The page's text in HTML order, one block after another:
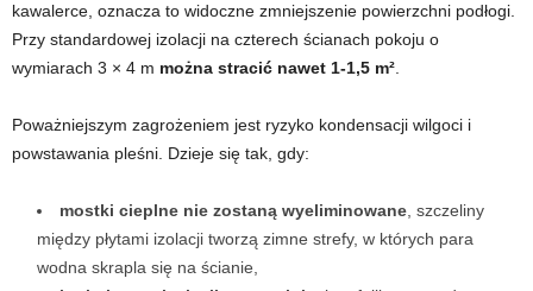
kawalerce, oznacza to widoczne zmniejszenie powierzchni podłogi.
Przy standardowej izolacji na czterech ścianach pokoju o
wymiarach 3 × 4 m można stracić nawet 1-1,5 m².
Poważniejszym zagrożeniem jest ryzyko kondensacji wilgoci i
powstawania pleśni. Dzieje się tak, gdy:
mostki cieplne nie zostaną wyeliminowane, szczeliny
między płytami izolacji tworzą zimne strefy, w których para
wodna skrapla się na ścianie,